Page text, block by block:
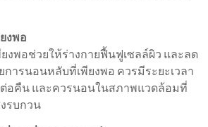
งพอ
งพอช่วยให้ร่างกายฟื้นฟูเซลล์ผิว และลด
การนอนหลับที่เพียงพอ ควรมีระยะเวลา
อคืน และควรนอนในสภาพแวดล้อมที่
รบกวน